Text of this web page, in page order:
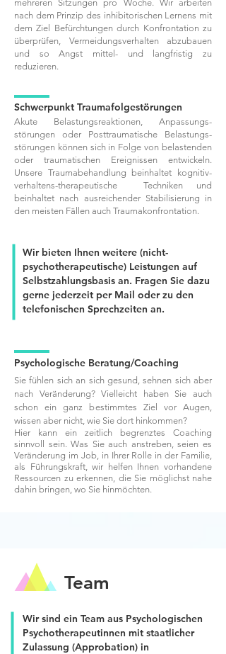
mehreren Sitzungen pro Woche. Wir arbeiten
nach dem Prinzip des inhibitorischen Lernens mit
dem Ziel Befürchtungen durch Konfrontation zu
überprüfen, Vermeidungsverhalten abzubauen
und so Angst mittel- und langfristig zu
reduzieren.
Schwerpunkt Traumafolgestörungen
Akute Belastungsreaktionen, Anpassungs-
störungen oder Posttraumatische Belastungs-
störungen können sich in Folge von belastenden
oder traumatischen Ereignissen entwickeln.
Unsere Traumabehandlung beinhaltet kognitiv-
verhaltens-therapeutische Techniken und
beinhaltet nach ausreichender Stabilisierung in
den meisten Fällen auch Traumakonfrontation.
Wir bieten Ihnen weitere (nicht-
psychotherapeutische) Leistungen auf
Selbstzahlungsbasis an. Fragen Sie dazu
gerne jederzeit per Mail oder zu den
telefonischen Sprechzeiten an.
Psychologische Beratung/Coaching
Sie fühlen sich an sich gesund, sehnen sich aber
nach Veränderung? Vielleicht haben Sie auch
schon ein ganz bestimmtes Ziel vor Augen,
wissen aber nicht, wie Sie dort hinkommen?
Hier kann ein zeitlich begrenztes Coaching
sinnvoll sein. Was Sie auch anstreben, seien es
Veränderung im Job, in Ihrer Rolle in der Familie,
als Führungskraft,wir helfen Ihnen vorhandene
Ressourcen zu erkennen, die Sie möglichst nahe
dahin bringen, wo Sie hinmöchten.
Team
Wir sind ein Team aus Psychologischen
Psychotherapeutinnen mit staatlicher
Zulassung (Approbation) in